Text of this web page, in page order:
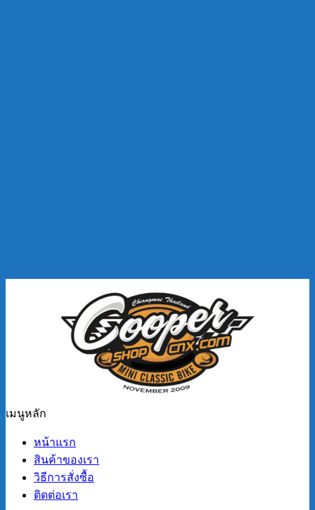
เมนูหลัก
หน้าแรก
สินค้าของเรา
วิธีการสั่งซื้อ
ติดต่อเรา